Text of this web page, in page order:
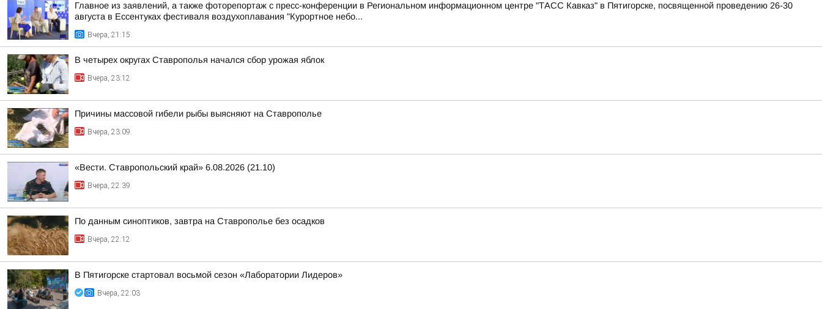
Главное из заявлений, а также фоторепортаж с пресс-конференции в Региональном информационном центре "ТАСС Кавказ" в Пятигорске, посвященной проведению 26-30
августа в Ессентуках фестиваля воздухоплавания "Курортное небо...
Вчера, 21:15
В четырех округах Ставрополья начался сбор урожая яблок
Вчера, 23:12
Причины массовой гибели рыбы выясняют на Ставрополье
Вчера, 23:09
«Вести. Ставропольский край» 6.08.2026 (21.10)
Вчера, 22:39
По данным синоптиков, завтра на Ставрополье без осадков
Вчера, 22:12
В Пятигорске стартовал восьмой сезон «Лаборатории Лидеров»
Вчера, 22:03